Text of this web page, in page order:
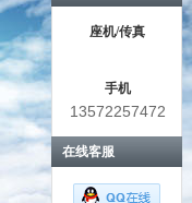
座机/传真
手机
13572257472
在线客服